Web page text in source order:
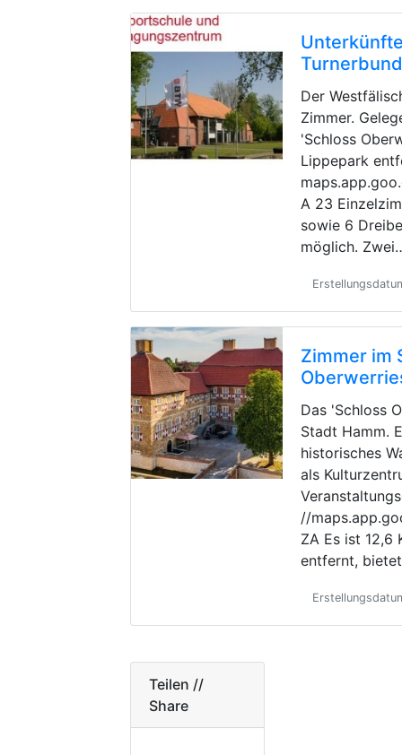
Der
Zimmer.
'Schloss
Lippepark
A 23
sowie 6
möglich.
Zimmer im
Das 'Schloss
Stadt Hamm.
historisches
als
//
ZA Es ist 12,6
entfernt,
Teilen //
Share